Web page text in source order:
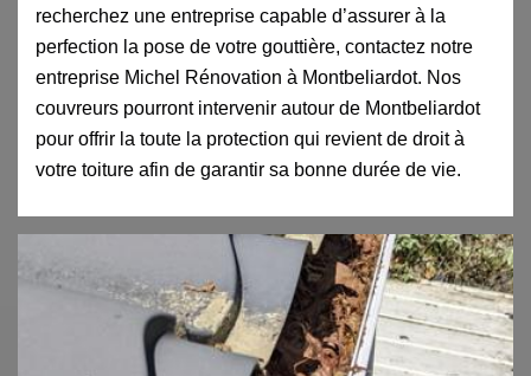
recherchez une entreprise capable d’assurer à la
perfection la pose de votre gouttière, contactez notre
entreprise Michel Rénovation à Montbeliardot. Nos
couvreurs pourront intervenir autour de Montbeliardot
pour offrir la toute la protection qui revient de droit à
votre toiture afin de garantir sa bonne durée de vie.